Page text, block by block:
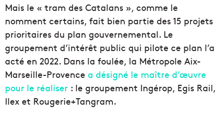
Mais le « tram des Catalans », comme le
nomment certains, fait bien partie des 15 projets
prioritaires du plan gouvernemental. Le
groupement d’intérêt public qui pilote ce plan l’a
acté en 2022. Dans la foulée, la Métropole Aix-
Marseille-Provence a désigné le maître d’œuvre
pour le réaliser : le groupement Ingérop, Egis Rail,
Ilex et Rougerie+Tangram.